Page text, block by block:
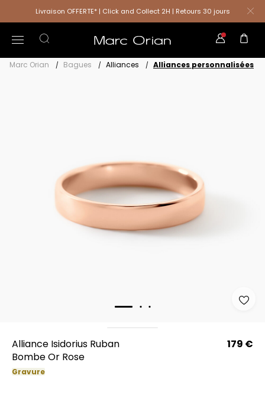
Livraison OFFERTE* | Click and Collect 2H | Retours 30 jours
Marc Orian Bagues Alliances Alliances personnalisées
Alliance Isidorius Ruban
Bombe Or Rose
179 €
Gravure